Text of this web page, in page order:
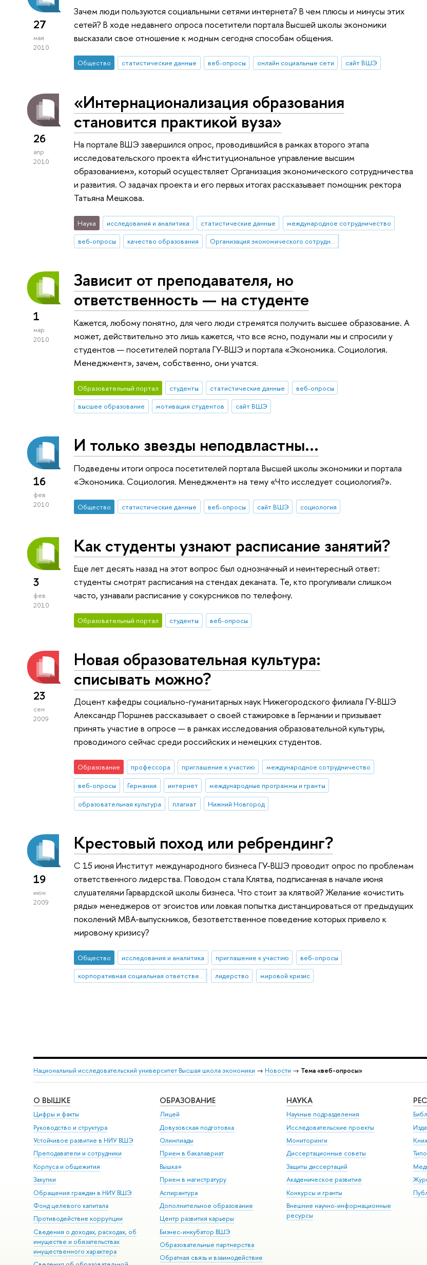
27
мая
2010
Зачем люди пользуются социальными сетями интернета? В чем плюсы и минусы этих
сетей? В ходе недавнего опроса посетители портала Высшей школы экономики
высказали свое отношение к модным сегодня способам общения.
Общество статистические данные веб-опросы онлайн социальные сети сайт ВШЭ
26
апр
2010
«Интернационализация образования
становится практикой вуза»
На портале ВШЭ завершился опрос, проводившийся в рамках второго этапа
исследовательского проекта «Институциональное управление высшим
образованием», который осуществляет Организация экономического сотрудничества
и развития. О задачах проекта и его первых итогах рассказывает помощник ректора
Татьяна Мешкова.
Наука исследования и аналитика статистические данные
международное сотрудничество
веб-опросы
качество образования Организация экономического сотрудничества и развития
1
мар
2010
Зависит от преподавателя, но
ответственность — на студенте
Кажется, любому понятно, для чего люди стремятся получить высшее образование. А
может, действительно это лишь кажется, что все ясно, подумали мы и спросили у
студентов — посетителей портала ГУ-ВШЭ и портала «Экономика. Социология.
Менеджмент», зачем, собственно, они учатся.
Образовательный портал студенты статистические данные
веб-опросы
высшее образование
мотивация студентов сайт ВШЭ
16
фев
2010
И только звезды неподвластны...
Подведены итоги опроса посетителей портала Высшей школы экономики и портала
«Экономика. Социология. Менеджмент» на тему «Что исследует социология?».
Общество статистические данные веб-опросы сайт ВШЭ социология
3
фев
2010
Как студенты узнают расписание занятий?
Еще лет десять назад на этот вопрос был однозначный и неинтересный ответ:
студенты смотрят расписания на стендах деканата. Те, кто прогуливали слишком
часто, узнавали расписание у сокурсников по телефону.
Образовательный портал студенты веб-опросы
23
сен
2009
Новая образовательная культура:
списывать можно?
Доцент кафедры социально-гуманитарных наук Нижегородского филиала ГУ-ВШЭ
Александр Поршнев рассказывает о своей стажировке в Германии и призывает
принять участие в опросе — в рамках исследования образовательной культуры,
проводимого сейчас среди российских и немецких студентов.
Образование профессора приглашение к участию
международное сотрудничество
веб-опросы
Германия интернет
международные программы и гранты
образовательная культура
плагиат Нижний Новгород
19
июн
2009
Крестовый поход или ребрендинг?
С 15 июня Институт международного бизнеса ГУ-ВШЭ проводит опрос по проблемам
ответственного лидерства. Поводом стала Клятва, подписанная в начале июня
слушателями Гарвардской школы бизнеса. Что стоит за клятвой? Желание «очистить
ряды» менеджеров от эгоистов или ловкая попытка дистанцироваться от предыдущих
поколений MBA-выпускников, безответственное поведение которых привело к
мировому кризису?
Общество исследования и аналитика приглашение к участию
веб-опросы
корпоративная социальная ответственность
лидерство мировой кризис
Национальный исследовательский университет Высшая школа экономики → Новости → Тема «веб-опросы»
О ВЫШКЕ
Цифры и факты
Руководство и структура
Устойчивое развитие в НИУ ВШЭ
Преподаватели и сотрудники
Корпуса и общежития
Закупки
Обращения граждан в НИУ ВШЭ
Фонд целевого капитала
Противодействие коррупции
Сведения о доходах, расходах, об
имуществе и обязательствах
имущественного характера
ОБРАЗОВАНИЕ
Лицей
Довузовская подготовка
Олимпиады
Прием в бакалавриат
Вышка+
Прием в магистратуру
Аспирантура
Дополнительное образование
Центр развития карьеры
Бизнес-инкубатор ВШЭ
Образовательные партнерства
Обратная связь и взаимодействие
НАУКА
Научные подразделения
Исследовательские проекты
Мониторинги
Диссертационные советы
Защиты диссертаций
Академическое развитие
Конкурсы и гранты
Внешние научно-информационные
ресурсы